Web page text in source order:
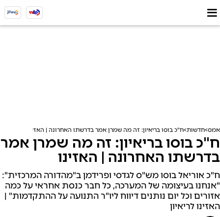
אמס חדשות ח"כ בוסו בריאיון: זה מה שמרן אמר בדרשתו האחרונה | האזינו
ח"כ בוסו בריאיון: זה מה שמרן אמר
בדרשתו האחרונה | האזינו
ח"כ אוריאל בוסו מש"ס לגדסי ופרידמן ב"מהדורה המרכזית":
"אנחנו בעיצומה של המערכה, כל חבר כנסת אחראי על כמה
אזורים וכל יום נותנים דיווח ליו"ר התנועה על ההתקדמות" |
האזינו לריאיון